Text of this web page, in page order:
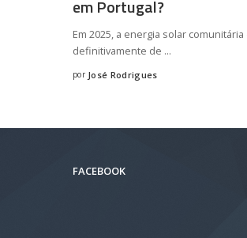
em Portugal?
Em 2025, a energia solar
definitivamente de ...
Posted
por José Rodrigues
FACEBOOK